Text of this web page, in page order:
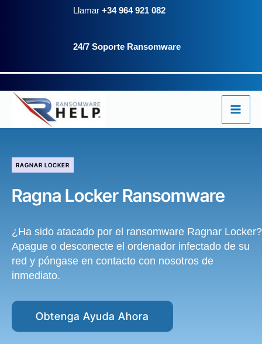
Llamar +34 964 921 082
24/7 Soporte Ransomware
RAGNAR LOCKER
Ragna Locker Ransomware
¿Ha sido atacado por el ransomware Ragnar Locker?
Apague o desconecte el ordenador infectado de su
red y póngase en contacto con nosotros de
inmediato.
Obtenga Ayuda Ahora